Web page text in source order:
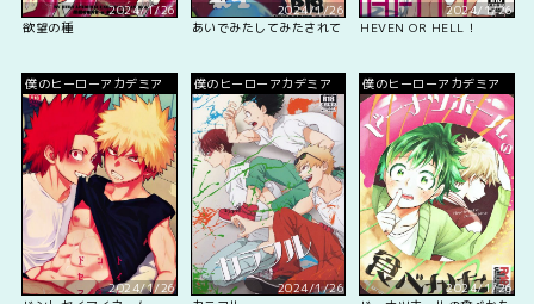
2024/1/26
欲望の種
2024/1/26
あいでみたしてみたされて
2024/1/26
HEVEN OR HELL！
僕のヒーローアカデミア
2024/1/26
僕のヒーローアカデミア
2024/1/26
僕のヒーローアカデミア
2024/1/26